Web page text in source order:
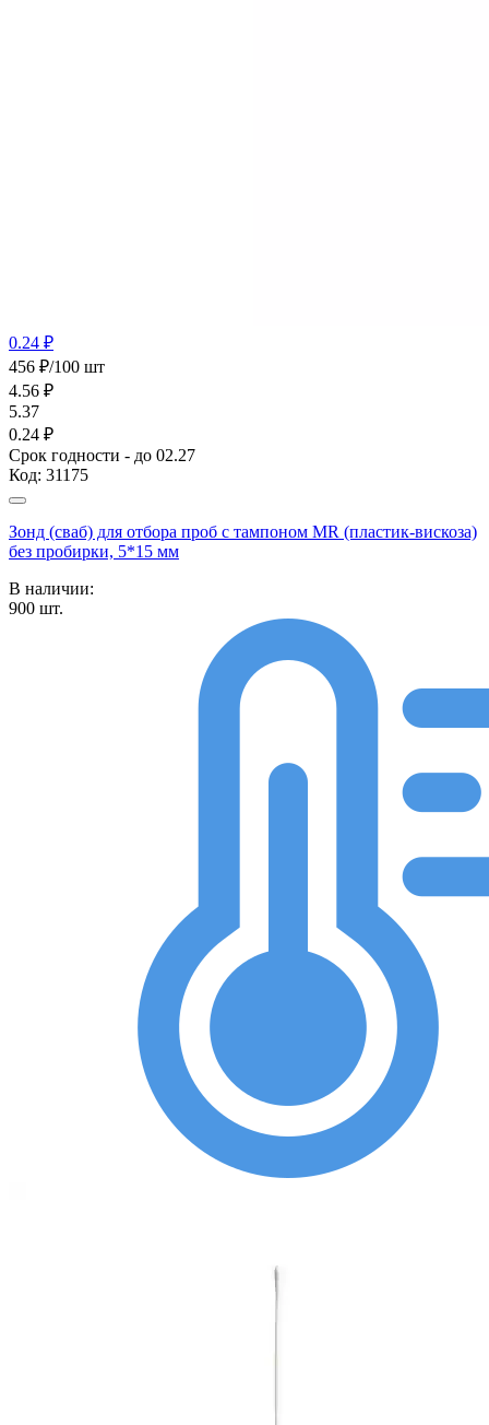
0.24 ₽
456 ₽/100 шт
4.56 ₽
5.37
0.24 ₽
Срок годности - до 02.27
Код: 31175
Зонд (сваб) для отбора проб с тампоном MR (пластик-вискоза)
без пробирки, 5*15 мм
В наличии:
900 шт.